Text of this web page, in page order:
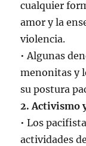
cualquier
amor y la
violencia.
• Algunas
menonitas y
su postura
2. Activismo
• Los
actividades